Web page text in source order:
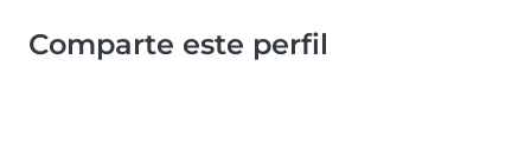
Comparte este perfil